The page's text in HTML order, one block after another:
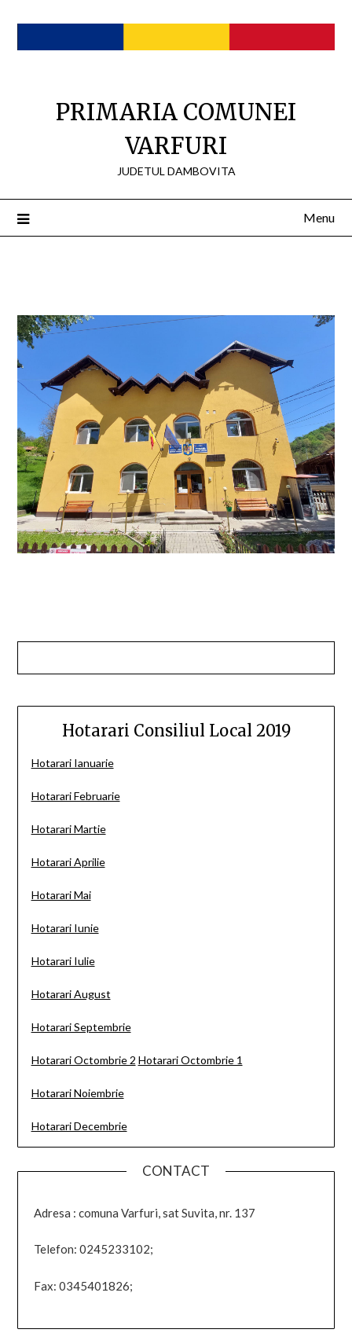
content
PRIMARIA COMUNEI
VARFURI
JUDETUL DAMBOVITA
Menu
Hotarari Consiliul Local 2019
Hotarari Ianuarie
Hotarari Februarie
Hotarari Martie
Hotarari Aprilie
Hotarari Mai
Hotarari Iunie
Hotarari Iulie
Hotarari August
Hotarari Septembrie
Hotarari Octombrie 2 Hotarari Octombrie 1
Hotarari Noiembrie
Hotarari Decembrie
CONTACT
Adresa : comuna Varfuri, sat Suvita, nr. 137
Telefon: 0245233102;
Fax: 0345401826;